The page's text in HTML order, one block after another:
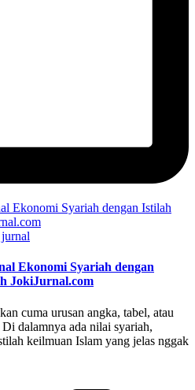
jurnal
Ekonomi Syariah dengan
JokiJurnal.com
cuma urusan angka, tabel, atau
dalamnya ada nilai syariah,
keilmuan Islam yang jelas nggak